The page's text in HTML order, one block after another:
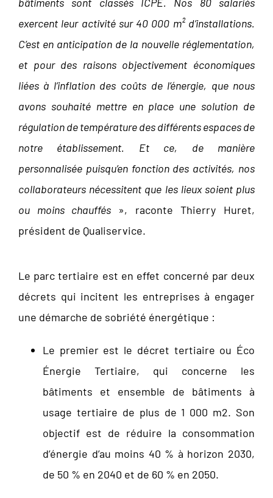
exercent leur activité sur 40 000 m² d’installations.
C’est en anticipation de la nouvelle réglementation,
et pour des raisons objectivement économiques
liées à l’inflation des coûts de l’énergie, que nous
avons souhaité mettre en place une solution de
régulation de température des différents espaces de
notre établissement. Et ce, de manière
personnalisée puisqu’en fonction des activités, nos
collaborateurs nécessitent que les lieux soient plus
ou moins chauffés », raconte Thierry Huret,
président de Qualiservice.
Le parc tertiaire est en effet concerné par deux
décrets qui incitent les entreprises à engager
une démarche de sobriété énergétique :
Le premier est le décret tertiaire ou Éco
Énergie Tertiaire, qui concerne les
bâtiments et ensemble de bâtiments à
usage tertiaire de plus de 1 000 m2. Son
objectif est de réduire la consommation
d’énergie d’au moins 40 % à horizon 2030,
de 50 % en 2040 et de 60 % en 2050.